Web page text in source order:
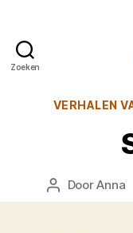
Zoeken
VERHALEN
Berichtauteur
DoorAnna